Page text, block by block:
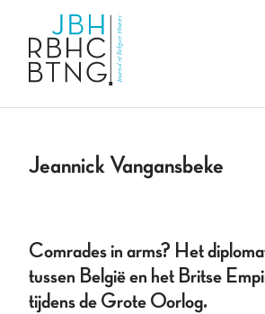
Jeannick Vangansbeke
Comrades in arms? Het
tussen België en het Britse
tijdens de Grote Oorlog.